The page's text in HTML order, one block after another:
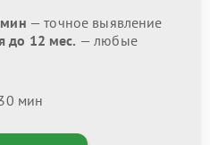
— точное выявление
до 12 мес. — любые
мин